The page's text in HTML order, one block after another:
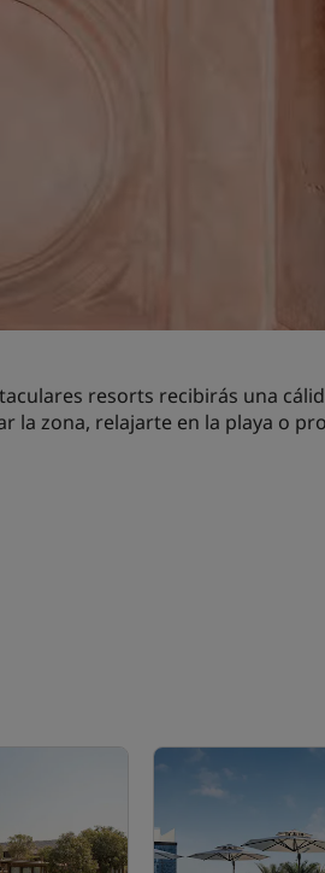
resorts recibirás una
la zona, relajarte en la playa o